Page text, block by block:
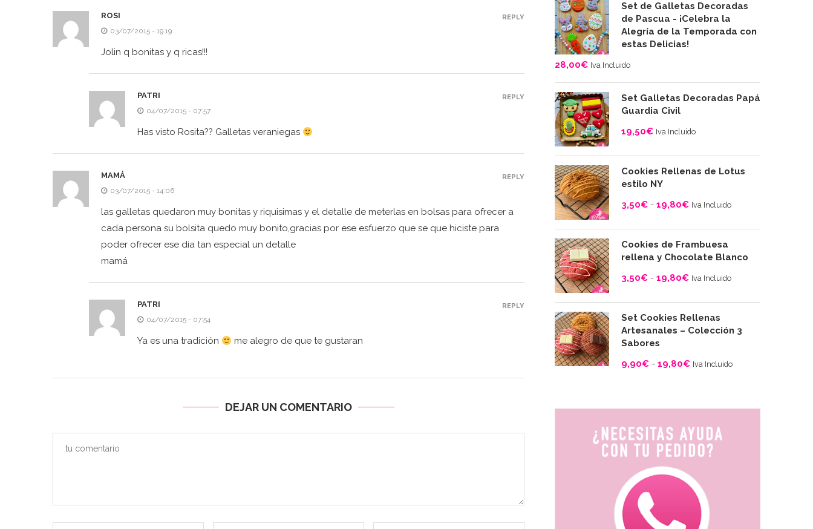
ROSI
03/07/2015 - 19:19
Jolin q bonitas y q ricas!!!
REPLY
PATRI
04/07/2015 - 07:57
Has visto Rosita?? Galletas veraniegas
REPLY
MAMÁ
03/07/2015 - 14:06
las galletas quedaron muy bonitas y riquisimas y el detalle de meterlas en bolsas para ofrecer a
cada persona su bolsita quedo muy bonito,gracias por ese esfuerzo que se que hiciste para
poder ofrecer ese dia tan especial un detalle
mamá
REPLY
PATRI
04/07/2015 - 07:54
Ya es una tradición me alegro de que te gustaran
REPLY
DEJAR UN COMENTARIO
Set de Galletas Decoradas
de Pascua - ¡Celebra la
Alegría de la Temporada con
estas Delicias!
28,00€ Iva Incluido
Set Galletas Decoradas Papá
Guardia Civil
19,50€ Iva Incluido
Cookies Rellenas de Lotus
estilo NY
3,50€ - 19,80€
Rango
precios:
desde
3,50€
hasta
19,80€
Iva Incluido
Cookies de Frambuesa
rellena y Chocolate Blanco
3,50€ - 19,80€
Rango
precios:
desde
3,50€
hasta
Iva Incluido
Set Cookies Rellenas
Artesanales – Colección 3
Sabores
9,90€ - 19,80€
precios:
Iva Incluido